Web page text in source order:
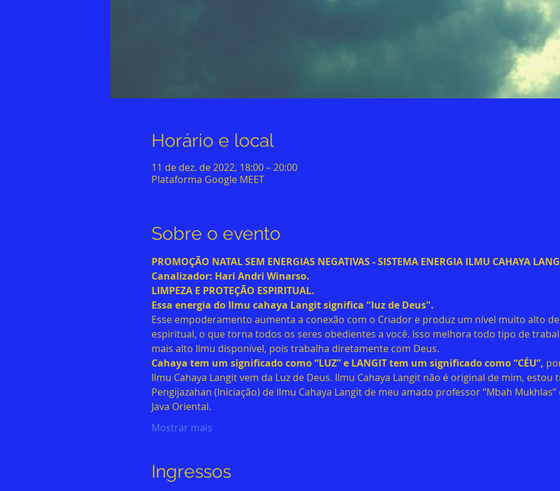
Horário e local
11 de dez. de 2022, 18:00 – 20:00
Plataforma Google MEET
Sobre o evento
PROMOÇÃO NATAL SEM ENERGIAS NEGATIVAS - SISTEMA ENERGIA ILMU CAHAYA
Canalizador: Hari Andri Winarso.
LIMPEZA E PROTEÇÃO ESPIRITUAL.
Essa energia do Ilmu cahaya Langit significa "luz de Deus".
Esse empoderamento aumenta a conexão com o Criador e produz um nível muito alto
espiritual, o que torna todos os seres obedientes a você. Isso melhora todo tipo de
mais alto Ilmu disponível, pois trabalha diretamente com Deus.
Cahaya tem um significado como “LUZ” e LANGIT tem um significado como “CÉU”,
Ilmu Cahaya Langit vem da Luz de Deus. Ilmu Cahaya Langit não é original de mim, estou
Pengijazahan (Iniciação) de Ilmu Cahaya Langit de meu amado professor “Mbah
Java Oriental.
Mostrar mais
Ingressos